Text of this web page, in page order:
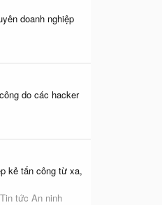
doanh nghiệp
do các hacker
kẻ tấn công từ xa,
Tin tức An ninh